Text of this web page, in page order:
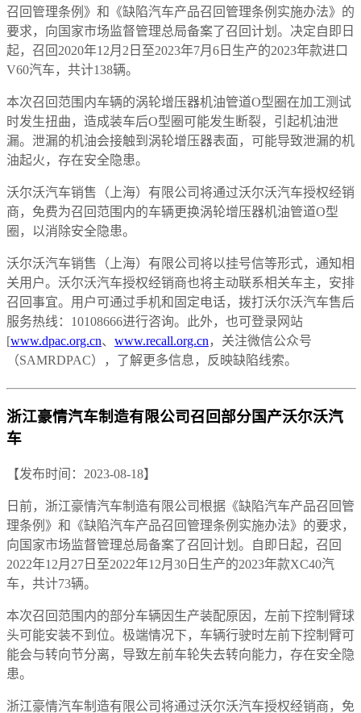
召回管理条例》和《缺陷汽车产品召回管理条例实施办法》的
要求，向国家市场监督管理总局备案了召回计划。决定自即日
起，召回2020年12月2日至2023年7月6日生产的2023年款进口
V60汽车，共计138辆。
本次召回范围内车辆的涡轮增压器机油管道O型圈在加工测试
时发生扭曲，造成装车后O型圈可能发生断裂，引起机油泄
漏。泄漏的机油会接触到涡轮增压器表面，可能导致泄漏的机
油起火，存在安全隐患。
沃尔沃汽车销售（上海）有限公司将通过沃尔沃汽车授权经销
商，免费为召回范围内的车辆更换涡轮增压器机油管道O型
圈，以消除安全隐患。
沃尔沃汽车销售（上海）有限公司将以挂号信等形式，通知相
关用户。沃尔沃汽车授权经销商也将主动联系相关车主，安排
召回事宜。用户可通过手机和固定电话，拨打沃尔沃汽车售后
服务热线：10108666进行咨询。此外，也可登录网站
[www.dpac.org.cn、 www.recall.org.cn ，关注微信公众号
（SAMRDPAC），了解更多信息，反映缺陷线索。
浙江豪情汽车制造有限公司召回部分国产沃尔沃汽
车
【发布时间：2023-08-18】
日前，浙江豪情汽车制造有限公司根据《缺陷汽车产品召回管
理条例》和《缺陷汽车产品召回管理条例实施办法》的要求，
向国家市场监督管理总局备案了召回计划。自即日起，召回
2022年12月27日至2022年12月30日生产的2023年款XC40汽
车，共计73辆。
本次召回范围内的部分车辆因生产装配原因，左前下控制臂球
头可能安装不到位。极端情况下，车辆行驶时左前下控制臂可
能会与转向节分离，导致左前车轮失去转向能力，存在安全隐
患。
浙江豪情汽车制造有限公司将通过沃尔沃汽车授权经销商，免